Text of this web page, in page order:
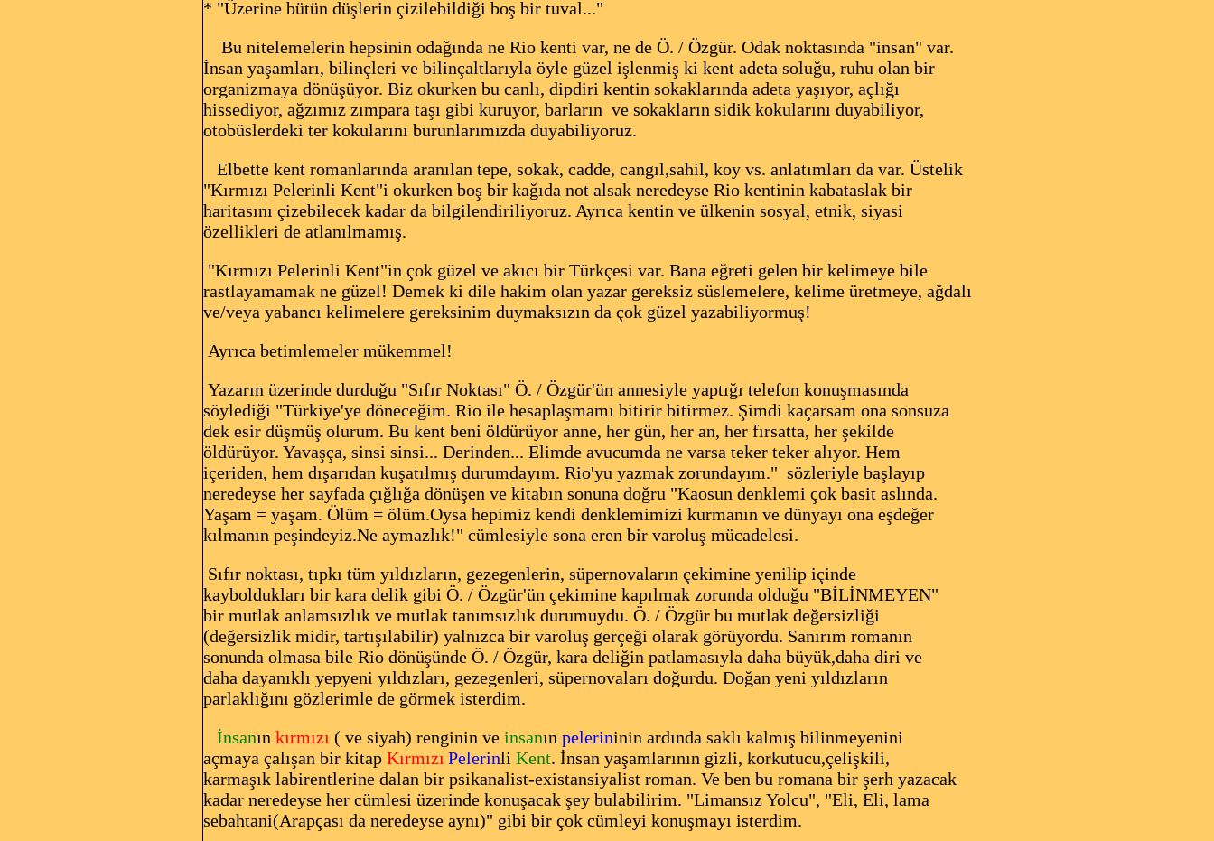
* "Üzerine bütün düşlerin çizilebildiği boş bir tuval..."
Bu nitelemelerin hepsinin odağında ne Rio kenti var, ne de Ö. / Özgür. Odak noktasında "insan" var.
İnsan yaşamları, bilinçleri ve bilinçaltlarıyla öyle güzel işlenmiş ki kent adeta soluğu, ruhu olan bir
organizmaya dönüşüyor. Biz okurken bu canlı, dipdiri kentin sokaklarında adeta yaşıyor, açlığı
hissediyor, ağzımız zımpara taşı gibi kuruyor, barların ve sokakların sidik kokularını duyabiliyor,
otobüslerdeki ter kokularını burunlarımızda duyabiliyoruz.
Elbette kent romanlarında aranılan tepe, sokak, cadde, cangıl,sahil, koy vs. anlatımları da var. Üstelik
"Kırmızı Pelerinli Kent"i okurken boş bir kağıda not alsak neredeyse Rio kentinin kabataslak bir
haritasını çizebilecek kadar da bilgilendiriliyoruz. Ayrıca kentin ve ülkenin sosyal, etnik, siyasi
özellikleri de atlanılmamış.
"Kırmızı Pelerinli Kent"in çok güzel ve akıcı bir Türkçesi var. Bana eğreti gelen bir kelimeye bile
rastlayamamak ne güzel! Demek ki dile hakim olan yazar gereksiz süslemelere, kelime üretmeye, ağdalı
ve/veya yabancı kelimelere gereksinim duymaksızın da çok güzel yazabiliyormuş!
Ayrıca betimlemeler mükemmel!
Yazarın üzerinde durduğu "Sıfır Noktası" Ö. / Özgür'ün annesiyle yaptığı telefon konuşmasında
söylediği "Türkiye'ye döneceğim. Rio ile hesaplaşmamı bitirir bitirmez. Şimdi kaçarsam ona sonsuza
dek esir düşmüş olurum. Bu kent beni öldürüyor anne, her gün, her an, her fırsatta, her şekilde
öldürüyor. Yavaşça, sinsi sinsi... Derinden... Elimde avucumda ne varsa teker teker alıyor. Hem
içeriden, hem dışarıdan kuşatılmış durumdayım. Rio'yu yazmak zorundayım." sözleriyle başlayıp
neredeyse her sayfada çığlığa dönüşen ve kitabın sonuna doğru "Kaosun denklemi çok basit aslında.
Yaşam = yaşam. Ölüm = ölüm.Oysa hepimiz kendi denklemimizi kurmanın ve dünyayı ona eşdeğer
kılmanın peşindeyiz.Ne aymazlık!" cümlesiyle sona eren bir varoluş mücadelesi.
Sıfır noktası, tıpkı tüm yıldızların, gezegenlerin, süpernovaların çekimine yenilip içinde
kayboldukları bir kara delik gibi Ö. / Özgür'ün çekimine kapılmak zorunda olduğu "BİLİNMEYEN"
bir mutlak anlamsızlık ve mutlak tanımsızlık durumuydu. Ö. / Özgür bu mutlak değersizliği
(değersizlik midir, tartışılabilir) yalnızca bir varoluş gerçeği olarak görüyordu. Sanırım romanın
sonunda olmasa bile Rio dönüşünde Ö. / Özgür, kara deliğin patlamasıyla daha büyük,daha diri ve
daha dayanıklı yepyeni yıldızları, gezegenleri, süpernovaları doğurdu. Doğan yeni yıldızların
parlaklığını gözlerimle de görmek isterdim.
İnsanın kırmızı ( ve siyah) renginin ve insanın pelerininin ardında saklı kalmış bilinmeyenini
açmaya çalışan bir kitap Kırmızı Pelerinli Kent. İnsan yaşamlarının gizli, korkutucu,çelişkili,
karmaşık labirentlerine dalan bir psikanalist-existansiyalist roman. Ve ben bu romana bir şerh yazacak
kadar neredeyse her cümlesi üzerinde konuşacak şey bulabilirim. "Limansız Yolcu", "Eli, Eli, lama
sebahtani(Arapçası da neredeyse aynı)" gibi bir çok cümleyi konuşmayı isterdim.